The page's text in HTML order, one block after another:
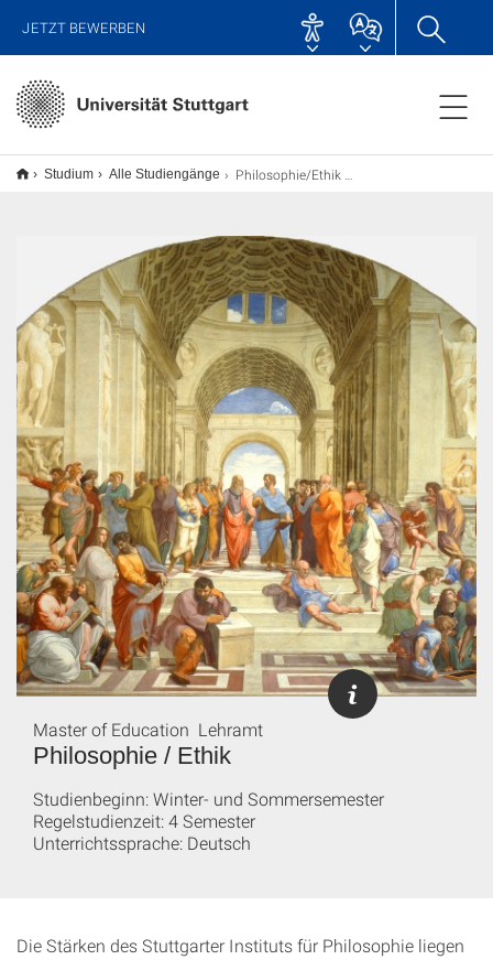
JETZT BEWERBEN
Studium Alle Studiengänge Philosophie/Ethik M.Ed., Lehramt
Philosophie / Ethik
Master of Education Lehramt
Studienbeginn: Winter- und Sommersemester
Regelstudienzeit: 4 Semester
Unterrichtssprache: Deutsch
Die Stärken des Stuttgarter Instituts für Philosophie liegen